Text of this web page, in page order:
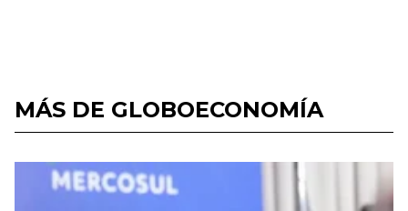
MÁS DE GLOBOECONOMÍA